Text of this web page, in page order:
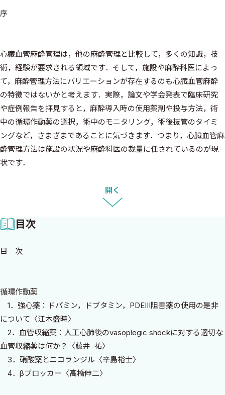
序
心臓血管麻酔管理は，他の麻酔管理と比較して，多くの知識，技
術，経験が要求される領域です．そして，施設や麻酔科医によっ
て，麻酔管理方法にバリエーションが存在するのも心臓血管麻酔
の特徴ではないかと考えます．実際，論文や学会発表で臨床研究
や症例報告を拝見すると，麻酔導入時の使用薬剤や投与方法，術
中の循環作動薬の選択，術中のモニタリング，術後抜管のタイミ
ングなど，さまざまであることに気づきます．つまり，心臓血管麻
酔管理方法は施設の状況や麻酔科医の裁量に任されているのが現
状です．
しているのだろうか？ 実は，科学的根拠が乏しい医療行為も中
には存在するのではないだろうか？」という疑問に答えられる内
容にできればと考えました．項目としては，実臨床で幅広く行わ
れている心臓血管麻酔管理の中で，意見が分かれていると思われる
際の臨床現場で有用であると考えられる項目を‘Positive list’，エビ
ました．
執筆者は，現場の第一線でご活躍されている心臓血管麻酔専門医
や心臓血管麻酔関連で多くの業績を挙げられている先生方を選ば
せていただきました．これから心臓血管麻酔を行う若手麻酔科医
は，学術的背景を学ぶ場として，心臓血管麻酔管理方法にこだわ
りと自信をお持ちのベテラン麻酔科医には，‘自分の常識は世間の
常識ではない’可能性に気づけるような内容としたつもりです．
開く
目次
目 次
循環作動薬
1．強心薬：ドパミン，ドブタミン，PDEIII阻害薬の使用の是非
について〈江木盛時〉
2．血管収縮薬：人工心肺後のvasoplegic shockに対する適切な
血管収縮薬は何か？〈藤井 祐〉
3．硝酸薬とニコランジル〈辛島裕士〉
4．βブロッカー〈高橋伸二〉